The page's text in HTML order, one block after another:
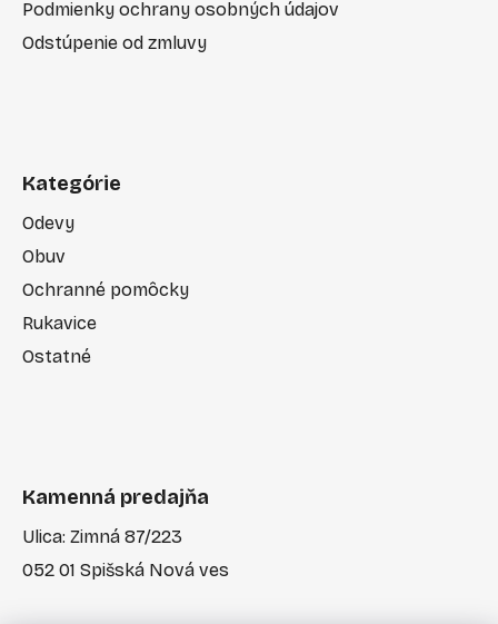
Podmienky ochrany osobných údajov
Odstúpenie od zmluvy
Kategórie
Odevy
Obuv
Ochranné pomôcky
Rukavice
Ostatné
Kamenná predajňa
Ulica: Zimná 87/223
052 01 Spišská Nová ves